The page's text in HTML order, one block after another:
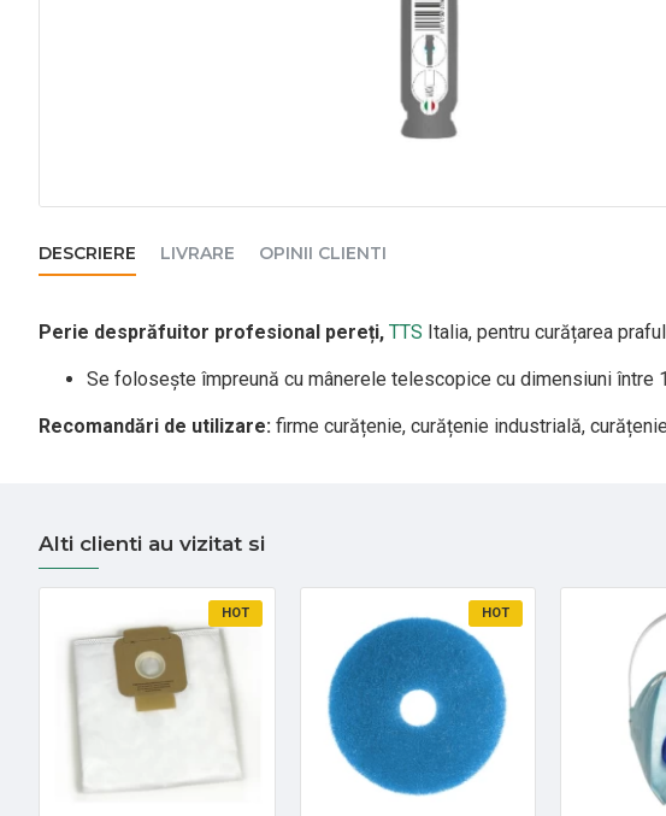
DESCRIERE LIVRARE OPINII CLIENTI
Perie desprăfuitor profesional pereți, TTS Italia, pentru curățarea
Se folosește împreună cu mânerele telescopice cu dimensiuni între
Recomandări de utilizare: firme curățenie, curățenie industrială,
Alti clienti au vizitat si
HOT HOT